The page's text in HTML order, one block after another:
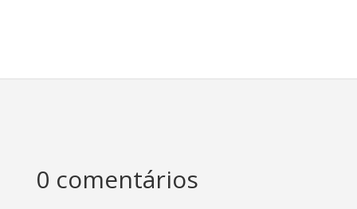
0 comentários